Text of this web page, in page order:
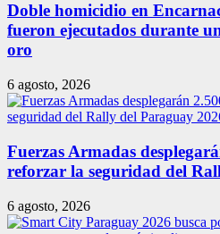
Doble homicidio en
fueron ejecutados durante
oro
6 agosto, 2026
Fuerzas Armadas
reforzar la seguridad del
6 agosto, 2026